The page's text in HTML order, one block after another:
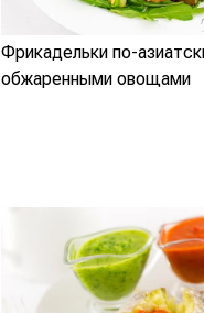
Фрикадельки по-
обжаренными овощами